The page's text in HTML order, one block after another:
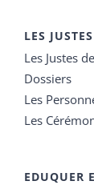
LES
Les Justes
Dossiers
Les
Les
EDUQUER